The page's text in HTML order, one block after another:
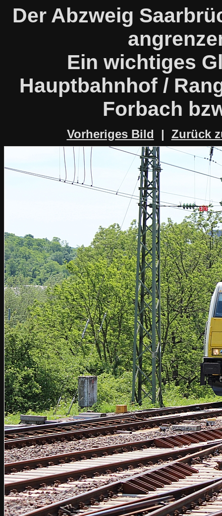
Der Abzweig
Ein wichtiges
Hauptbahnhof /
Forbach
Vorheriges Bild | Zurück